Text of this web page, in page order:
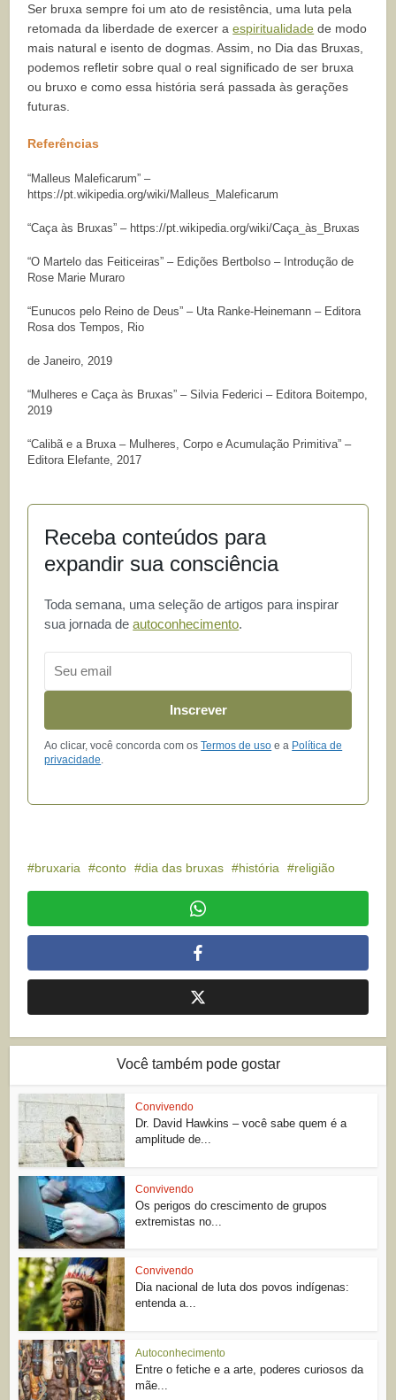
Ser bruxa sempre foi um ato de resistência, uma luta pela
retomada da liberdade de exercer aespiritualidade de modo
mais natural e isento de dogmas. Assim, no Dia das Bruxas,
podemos refletir sobre qual o real significado de ser bruxa
ou bruxo e como essa história será passada às gerações
futuras.
Referências
“Malleus Maleficarum” –
https://pt.wikipedia.org/wiki/Malleus_Maleficarum
“Caça às Bruxas” – https://pt.wikipedia.org/wiki/Caça_às_Bruxas
“O Martelo das Feiticeiras” – Edições Bertbolso – Introdução de
Rose Marie Muraro
“Eunucos pelo Reino de Deus” – Uta Ranke-Heinemann – Editora
Rosa dos Tempos, Rio
de Janeiro, 2019
“Mulheres e Caça às Bruxas” – Silvia Federici – Editora Boitempo,
2019
“Calibã e a Bruxa – Mulheres, Corpo e Acumulação Primitiva” –
Editora Elefante, 2017
Receba conteúdos para
expandir sua consciência
Toda semana, uma seleção de artigos para inspirar
sua jornada deautoconhecimento.
Inscrever
Ao clicar, você concorda com osTermos de uso e a Política de
privacidade.
bruxaria conto dia das bruxas história religião
Você também pode gostar
Convivendo
Dr. David Hawkins – você sabe quem é a
amplitude de...
Convivendo
Os perigos do crescimento de grupos
extremistas no...
Convivendo
Dia nacional de luta dos povos indígenas:
entenda a...
Autoconhecimento
Entre o fetiche e a arte, poderes curiosos da
mãe...